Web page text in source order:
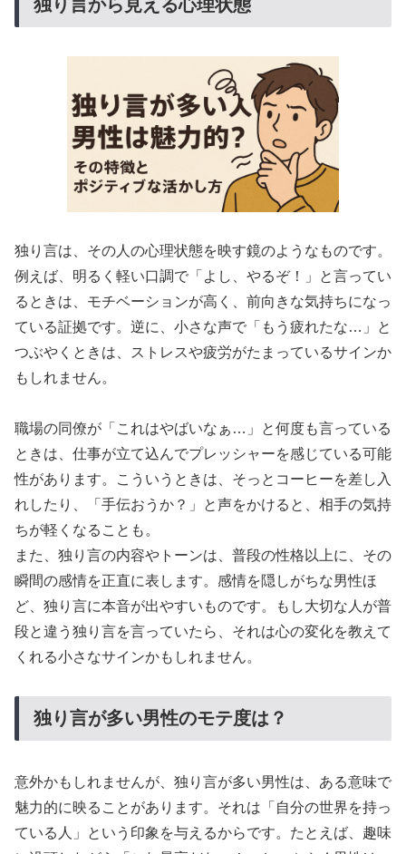
独り言から見える心理状態
独り言は、その人の心理状態を映す鏡のようなものです。
例えば、明るく軽い口調で「よし、やるぞ！」と言ってい
るときは、モチベーションが高く、前向きな気持ちになっ
ている証拠です。逆に、小さな声で「もう疲れたな…」と
つぶやくときは、ストレスや疲労がたまっているサインか
もしれません。
職場の同僚が「これはやばいなぁ…」と何度も言っている
ときは、仕事が立て込んでプレッシャーを感じている可能
性があります。こういうときは、そっとコーヒーを差し入
れしたり、「手伝おうか？」と声をかけると、相手の気持
ちが軽くなることも。
また、独り言の内容やトーンは、普段の性格以上に、その
瞬間の感情を正直に表します。感情を隠しがちな男性ほ
ど、独り言に本音が出やすいものです。もし大切な人が普
段と違う独り言を言っていたら、それは心の変化を教えて
くれる小さなサインかもしれません。
独り言が多い男性のモテ度は？
意外かもしれませんが、独り言が多い男性は、ある意味で
魅力的に映ることがあります。それは「自分の世界を持っ
ている人」という印象を与えるからです。たとえば、趣味